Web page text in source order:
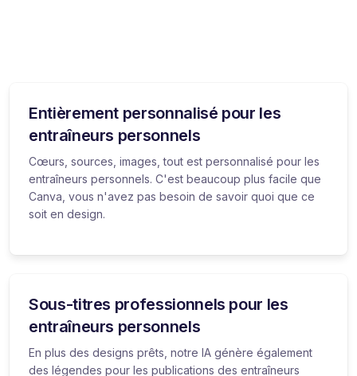
Entièrement personnalisé pour les
entraîneurs personnels
Cœurs, sources, images, tout est personnalisé pour les
entraîneurs personnels. C'est beaucoup plus facile que
Canva, vous n'avez pas besoin de savoir quoi que ce
soit en design.
Sous-titres professionnels pour les
entraîneurs personnels
En plus des designs prêts, notre IA génère également
des légendes pour les publications des entraîneurs